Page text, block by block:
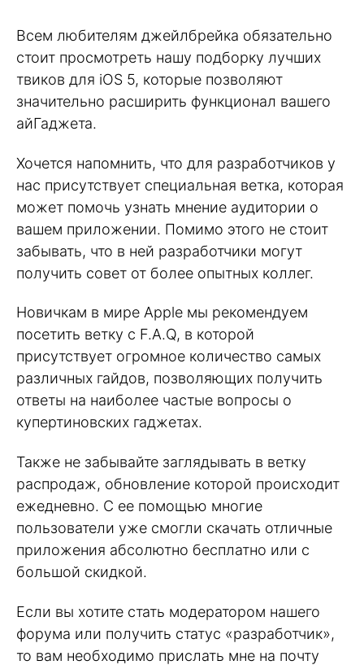
Всем любителям джейлбрейка обязательно
стоит просмотреть нашу подборку лучших
твиков для iOS 5, которые позволяют
значительно расширить функционал вашего
айГаджета.
Хочется напомнить, что для разработчиков у
нас присутствует специальная ветка, которая
может помочь узнать мнение аудитории о
вашем приложении. Помимо этого не стоит
забывать, что в ней разработчики могут
получить совет от более опытных коллег.
Новичкам в мире Apple мы рекомендуем
посетить ветку с F.A.Q, в которой
присутствует огромное количество самых
различных гайдов, позволяющих получить
ответы на наиболее частые вопросы о
купертиновских гаджетах.
Также не забывайте заглядывать в ветку
распродаж, обновление которой происходит
ежедневно. С ее помощью многие
пользователи уже смогли скачать отличные
приложения абсолютно бесплатно или с
большой скидкой.
Если вы хотите стать модератором нашего
форума или получить статус «разработчик»,
то вам необходимо прислать мне на почту